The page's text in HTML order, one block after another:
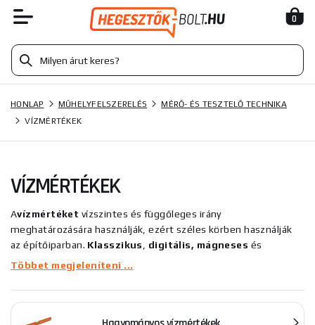
0
HONLAP MŰHELYFELSZERELÉS
MÉRŐ- ÉS TESZTELŐ TECHNIKA
VÍZMÉRTÉKEK
VÍZMÉRTÉKEK
Avízmértéket vízszintes és függőleges irány
meghatározására használják, ezért széles körben használják
az építőiparban. Klasszikus digitális, mágneses és
professzionális vízmértékeket kínálunk
amelyeket a térben lévő síkok kijelölésére használnak. A
lézeres szintezők előnye a hagyományos szintezőkkel
szemben az, hogy nagyobb távolságon keresztül is képesek
Többet megjeleníteni ...